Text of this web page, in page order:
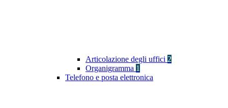
Articolazione degli uffici 2
Organigramma 1
Telefono e posta elettronica